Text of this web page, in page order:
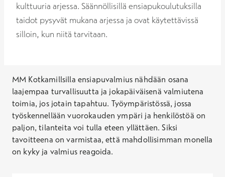
kulttuuria arjessa. Säännöllisillä ensiapukoulutuksilla
taidot pysyvät mukana arjessa ja ovat käytettävissä
silloin, kun niitä tarvitaan.
MM Kotkamillsilla ensiapuvalmius nähdään osana
laajempaa turvallisuutta ja jokapäiväisenä valmiutena
toimia, jos jotain tapahtuu. Työympäristössä, jossa
työskennellään vuorokauden ympäri ja henkilöstöä on
paljon, tilanteita voi tulla eteen yllättäen. Siksi
tavoitteena on varmistaa, että mahdollisimman monella
on kyky ja valmius reagoida.